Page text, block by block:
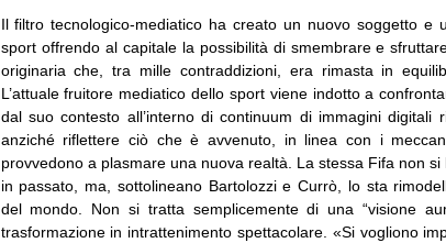
Il filtro tecnologico-mediatico ha creato un nuovo soggetto e
sport offrendo al capitale la possibilità di smembrare e
originaria che, tra mille contraddizioni, era rimasta in
L’attuale fruitore mediatico dello sport viene indotto a
dal suo contesto all’interno di continuum di immagini digitali
anziché riflettere ciò che è avvenuto, in linea con i
provvedono a plasmare una nuova realtà. La stessa Fifa non
in passato, ma, sottolineano Bartolozzi e Currò, lo sta
del mondo. Non si tratta semplicemente di una “visione
trasformazione in intrattenimento spettacolare. «Si vogliono